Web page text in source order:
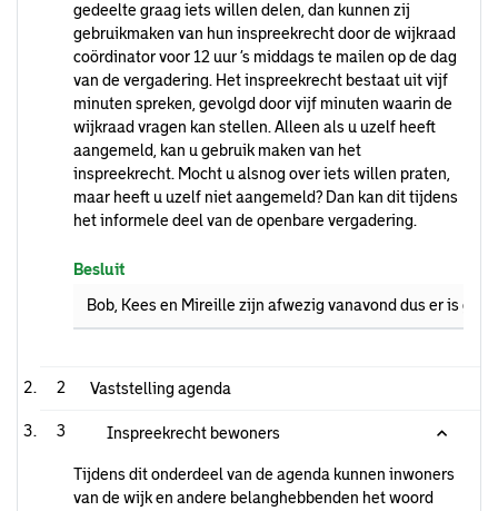
gedeelte graag iets willen delen, dan kunnen zij
gebruikmaken van hun inspreekrecht door de wijkraad
coördinator voor 12 uur ’s middags te mailen op de dag
van de vergadering. Het inspreekrecht bestaat uit vijf
minuten spreken, gevolgd door vijf minuten waarin de
wijkraad vragen kan stellen. Alleen als u uzelf heeft
aangemeld, kan u gebruik maken van het
inspreekrecht. Mocht u alsnog over iets willen praten,
maar heeft u uzelf niet aangemeld? Dan kan dit tijdens
het informele deel van de openbare vergadering.
Besluit
Bob, Kees en Mireille zijn afwezig vanavond dus er is
2 Vaststelling agenda
3 Inspreekrecht bewoners
Tijdens dit onderdeel van de agenda kunnen inwoners
van de wijk en andere belanghebbenden het woord